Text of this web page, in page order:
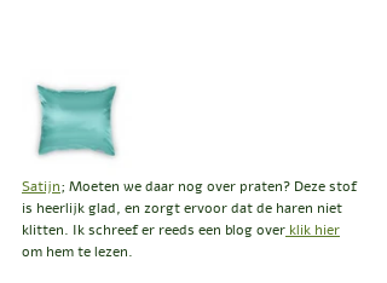
Satijn; Moeten we daar nog over praten? Deze stof
is heerlijk glad, en zorgt ervoor dat de haren niet
klitten. Ik schreef er reeds een blog over klik hier
om hem te lezen.